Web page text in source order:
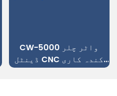
CW-5000 واٹر چلر
ڈینٹل CNC کندہ کاری
کی مشین کو ٹھنڈا کرنے